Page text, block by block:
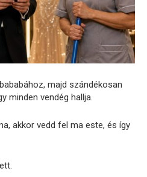
majd szándékosan
minden vendég hallja.
akkor vedd fel ma este, és így